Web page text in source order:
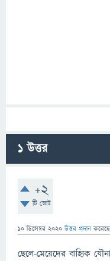
1উত্তর
+2
টি ভোট
10 ডিসেম্বর 2020 উত্তর প্রদান
ছেলে-মেয়েদের বাহ্যিক